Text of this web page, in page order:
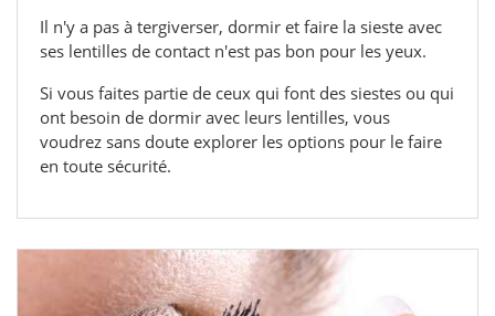
Il n'y a pas à tergiverser, dormir et faire la sieste avec
ses lentilles de contact n'est pas bon pour les yeux.
Si vous faites partie de ceux qui font des siestes ou qui
ont besoin de dormir avec leurs lentilles, vous
voudrez sans doute explorer les options pour le faire
en toute sécurité.